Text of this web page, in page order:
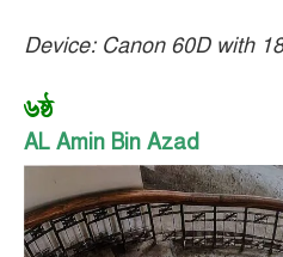
Device: Canon 60D with
৬ষ্ঠ
AL Amin Bin Azad